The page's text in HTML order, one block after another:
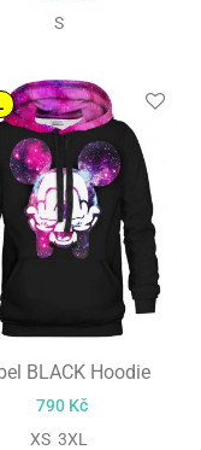
S
BLACK Hoodie
790 Kč
XS 3XL